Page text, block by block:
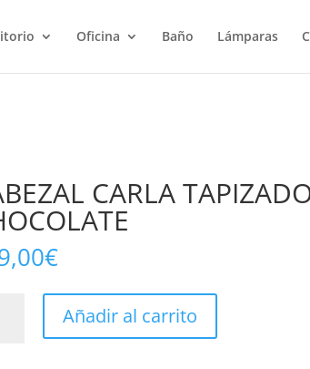
Oficina Baño Lámparas
CARLA
€
Añadir al carrito